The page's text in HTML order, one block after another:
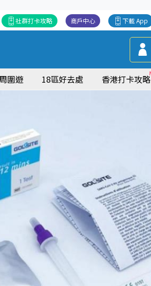
下載 App
商戶中心
社群打卡攻略
圍遊 18區好去處 香港打卡攻略